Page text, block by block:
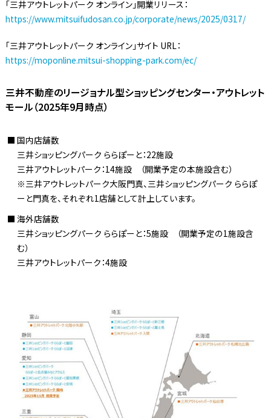
「三井アウトレットパーク オンライン」開業リリース：
https://www.mitsuifudosan.co.jp/corporate/news/2025/0317/
「三井アウトレットパーク オンライン」サイト URL：
https://moponline.mitsui-shopping-park.com/ec/
三井不動産のリージョナル型ショッピングセンター・アウトレット
モール（2025年9月時点）
国内店舗数
三井ショッピングパーク ららぽーと：22施設
三井アウトレットパーク：14施設 （開業予定の本施設含む）
※三井アウトレットパーク大阪門真、三井ショッピングパーク ららぽ
ーと門真を、それぞれ1店舗として計上しています。
海外店舗数
三井ショッピングパーク ららぽーと：5施設 （開業予定の1施設含
む）
三井アウトレットパーク：4施設